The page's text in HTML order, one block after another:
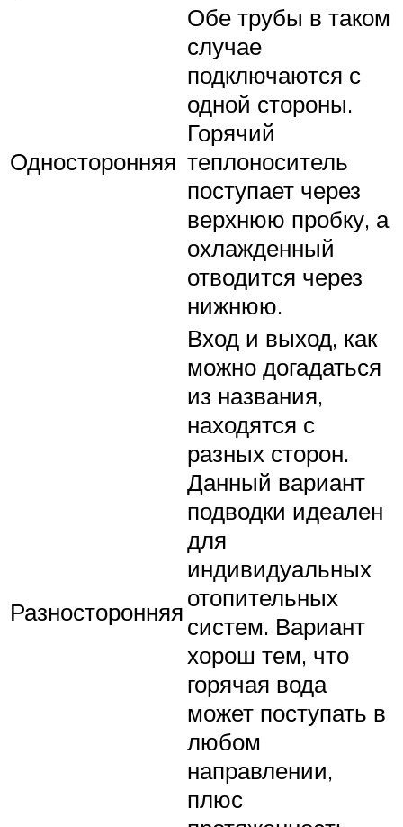
Односторонняя
Обе трубы в таком
случае
подключаются с
одной стороны.
Горячий
теплоноситель
поступает через
верхнюю пробку, а
охлажденный
отводится через
нижнюю.
Разносторонняя
Вход и выход, как
можно догадаться
из названия,
находятся с
разных сторон.
Данный вариант
подводки идеален
для
индивидуальных
отопительных
систем. Вариант
хорош тем, что
горячая вода
может поступать в
любом
направлении,
плюс